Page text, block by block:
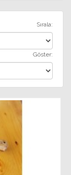
Sırala:
Göster: